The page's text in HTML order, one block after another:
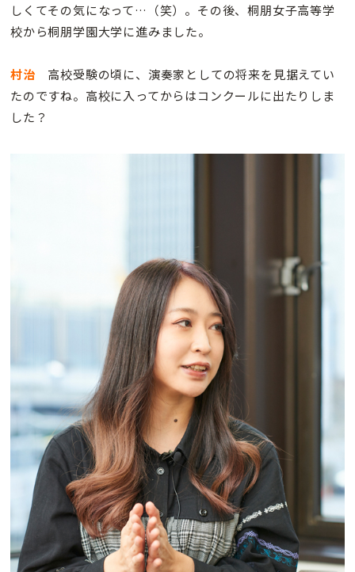
しくてその気になって…（笑）。その後、桐朋女子高等学
校から桐朋学園大学に進みました。
村治 高校受験の頃に、演奏家としての将来を見据えてい
たのですね。高校に入ってからはコンクールに出たりしま
した？